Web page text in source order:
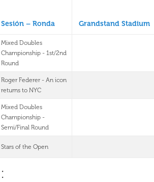
Sesión – Ronda Grandstand Stadium
Mixed Doubles
Championship - 1st/2nd
Round
Roger Federer - An icon
returns to NYC
Mixed Doubles
Championship -
Semi/Final Round
Stars of the Open
: